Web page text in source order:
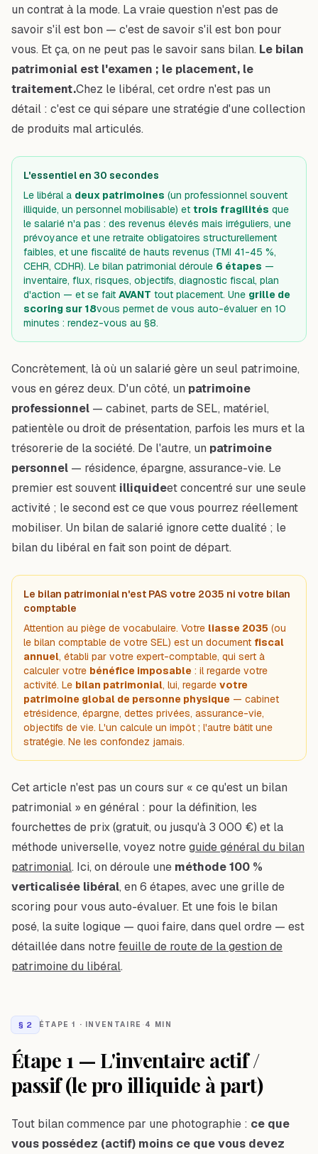
un contrat à la mode. La vraie question n'est pas de
savoir s'il est bon — c'est de savoir s'il est bon pour
vous. Et ça, on ne peut pas le savoir sans bilan. Le bilan
patrimonial est l'examen ; le placement, le
traitement.Chez le libéral, cet ordre n'est pas un
détail : c'est ce qui sépare une stratégie d'une collection
de produits mal articulés.
L'essentiel en 30 secondes
Le libéral a deux patrimoines (un professionnel souvent
illiquide, un personnel mobilisable) et trois fragilités que
le salarié n'a pas : des revenus élevés mais irréguliers, une
prévoyance et une retraite obligatoires structurellement
faibles, et une fiscalité de hauts revenus (TMI 41-45 %,
CEHR, CDHR). Le bilan patrimonial déroule 6 étapes —
inventaire, flux, risques, objectifs, diagnostic fiscal, plan
d'action — et se fait AVANT tout placement. Une grille de
scoring sur 18vous permet de vous auto-évaluer en 10
minutes : rendez-vous au §8.
Concrètement, là où un salarié gère un seul patrimoine,
vous en gérez deux. D'un côté, un patrimoine
professionnel — cabinet, parts de SEL, matériel,
patientèle ou droit de présentation, parfois les murs et la
trésorerie de la société. De l'autre, un patrimoine
personnel — résidence, épargne, assurance-vie. Le
premier est souvent illiquideet concentré sur une seule
activité ; le second est ce que vous pourrez réellement
mobiliser. Un bilan de salarié ignore cette dualité ; le
bilan du libéral en fait son point de départ.
Le bilan patrimonial n'est PAS votre 2035 ni votre bilan
comptable
Attention au piège de vocabulaire. Votre liasse 2035 (ou
le bilan comptable de votre SEL) est un document fiscal
annuel, établi par votre expert-comptable, qui sert à
calculer votre bénéfice imposable : il regarde votre
activité. Le bilan patrimonial, lui, regarde votre
patrimoine global de personne physique — cabinet
etrésidence, épargne, dettes privées, assurance-vie,
objectifs de vie. L'un calcule un impôt ; l'autre bâtit une
stratégie. Ne les confondez jamais.
Cet article n'est pas un cours sur « ce qu'est un bilan
patrimonial » en général : pour la définition, les
fourchettes de prix (gratuit, ou jusqu'à 3 000 €) et la
méthode universelle, voyez notreguide général du bilan
patrimonial. Ici, on déroule une méthode 100 %
verticalisée libéral, en 6 étapes, avec une grille de
scoring pour vous auto-évaluer. Et une fois le bilan
posé, la suite logique — quoi faire, dans quel ordre — est
détaillée dans notrefeuille de route de la gestion de
patrimoine du libéral.
§ 2 ÉTAPE 1 · INVENTAIRE · 4 MIN
Étape 1 — L'inventaire actif /
passif (le pro illiquide à part)
Tout bilan commence par une photographie : ce que
vous possédez (actif) moins ce que vous devez